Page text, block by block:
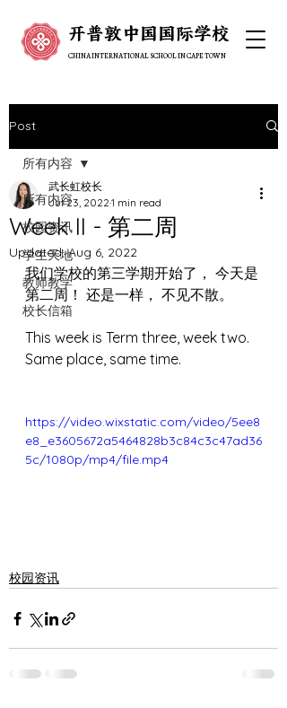
开普敦中国国际学校
开普敦中国国际学校
CHINA INTERNATIONAL SCHOOL IN CAPE TOWN
CHINA INTERNATIONAL SCHOOL IN CAPE TOWN
Post
所有内容
校园资讯
学生天地
教师教学
校长信箱
所有内容
Week II - 第二周
武长虹校长
Jul 23, 2022 1 min read
Updated:Aug 6, 2022
我们学校的第三学期开始了， 今天是
第二周！ 还是一样， 不见不散。
This week is Term three, week two.
Same place, same time.
https://video.wixstatic.com/video/5ee8
e8_e3605672a5464828b3c84c3c47ad36
5c/1080p/mp4/file.mp4
校园资讯